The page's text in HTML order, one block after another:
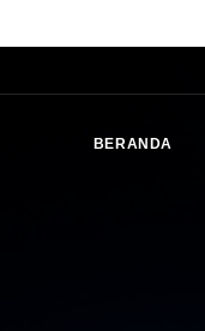
BERANDA